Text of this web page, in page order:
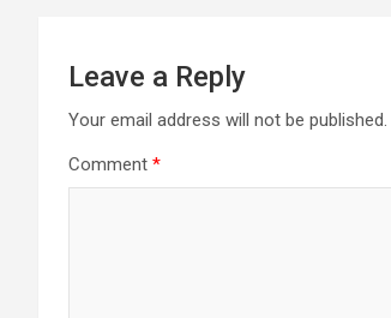
Leave a Reply
Your email address will not be published.
Comment *